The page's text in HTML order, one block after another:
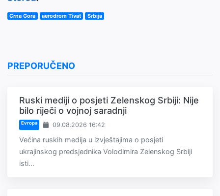
Crna Gora aerodrom Tivat Srbija
PREPORUČENO
Ruski mediji o posjeti Zelenskog Srbiji: Nije
bilo riječi o vojnoj saradnji
Evropa 09.08.2026 16:42
Većina ruskih medija u izvještajima o posjeti
ukrajinskog predsjednika Volodimira Zelenskog Srbiji
isti...